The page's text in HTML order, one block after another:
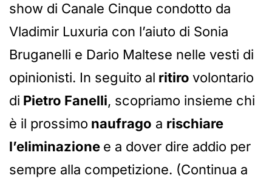
show di Canale Cinque condotto da
Vladimir Luxuria con l’aiuto di Sonia
Bruganelli e Dario Maltese nelle vesti di
opinionisti. In seguito al ritiro volontario
di Pietro Fanelli, scopriamo insieme chi
è il prossimo naufrago a rischiare
l’eliminazione e a dover dire addio per
sempre alla competizione. (Continua a